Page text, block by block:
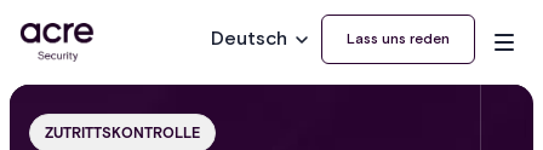
Deutsch Lass uns reden
ZUTRITTSKONTROLLE